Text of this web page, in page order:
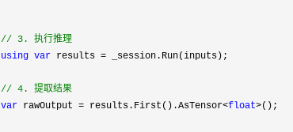
// 3. 执行推理
using var results = _session.Run(inputs);
// 4. 提取结果
var rawOutput = results.First().AsTensor<float>();